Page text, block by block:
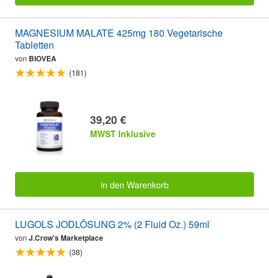
MAGNESIUM MALATE 425mg 180 Vegetarische
Tabletten
von BIOVEA
(181)
39,20 €
MWST Inklusive
in den Warenkorb
LUGOLS JODLÖSUNG 2% (2 Fluid Oz.) 59ml
von J.Crow's Marketplace
(38)